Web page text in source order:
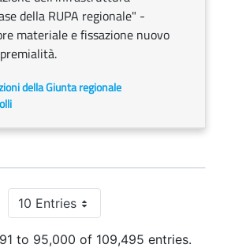
della RUPA regionale" -
materiale e fissazione nuovo
della Giunta regionale
10 EntriesPer Page
to 95,000 of 109,495 entries.